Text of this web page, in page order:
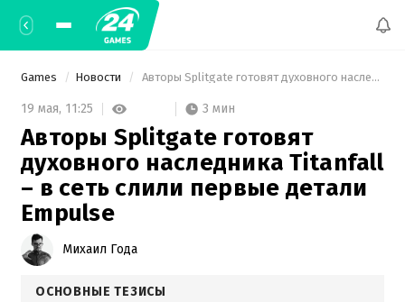
Games Новости Авторы Splitgate готовят духовного наследника Titanfall – в сеть слили первые детали Empulse
19 мая, 11:25 3 мин
Авторы Splitgate готовят
духовного наследника Titanfall
– в сеть слили первые детали
Empulse
Михаил Года
ОСНОВНЫЕ ТЕЗИСЫ